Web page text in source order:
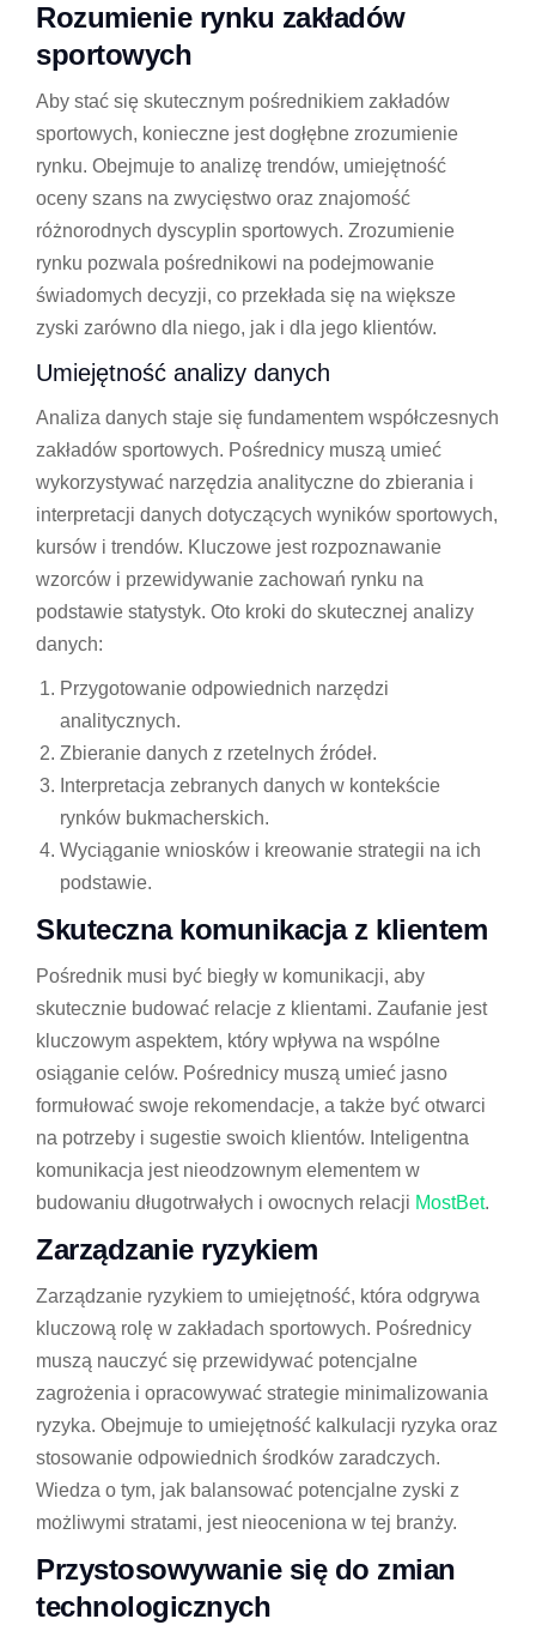
Rozumienie rynku zakładów
sportowych
Aby stać się skutecznym pośrednikiem zakładów
sportowych, konieczne jest dogłębne zrozumienie
rynku. Obejmuje to analizę trendów, umiejętność
oceny szans na zwycięstwo oraz znajomość
różnorodnych dyscyplin sportowych. Zrozumienie
rynku pozwala pośrednikowi na podejmowanie
świadomych decyzji, co przekłada się na większe
zyski zarówno dla niego, jak i dla jego klientów.
Umiejętność analizy danych
Analiza danych staje się fundamentem współczesnych
zakładów sportowych. Pośrednicy muszą umieć
wykorzystywać narzędzia analityczne do zbierania i
interpretacji danych dotyczących wyników sportowych,
kursów i trendów. Kluczowe jest rozpoznawanie
wzorców i przewidywanie zachowań rynku na
podstawie statystyk. Oto kroki do skutecznej analizy
danych:
Przygotowanie odpowiednich narzędzi
analitycznych.
Zbieranie danych z rzetelnych źródeł.
Interpretacja zebranych danych w kontekście
rynków bukmacherskich.
Wyciąganie wniosków i kreowanie strategii na ich
podstawie.
Skuteczna komunikacja z klientem
Pośrednik musi być biegły w komunikacji, aby
skutecznie budować relacje z klientami. Zaufanie jest
kluczowym aspektem, który wpływa na wspólne
osiąganie celów. Pośrednicy muszą umieć jasno
formułować swoje rekomendacje, a także być otwarci
na potrzeby i sugestie swoich klientów. Inteligentna
komunikacja jest nieodzownym elementem w
budowaniu długotrwałych i owocnych relacji MostBet.
Zarządzanie ryzykiem
Zarządzanie ryzykiem to umiejętność, która odgrywa
kluczową rolę w zakładach sportowych. Pośrednicy
muszą nauczyć się przewidywać potencjalne
zagrożenia i opracowywać strategie minimalizowania
ryzyka. Obejmuje to umiejętność kalkulacji ryzyka oraz
stosowanie odpowiednich środków zaradczych.
Wiedza o tym, jak balansować potencjalne zyski z
możliwymi stratami, jest nieoceniona w tej branży.
Przystosowywanie się do zmian
technologicznych